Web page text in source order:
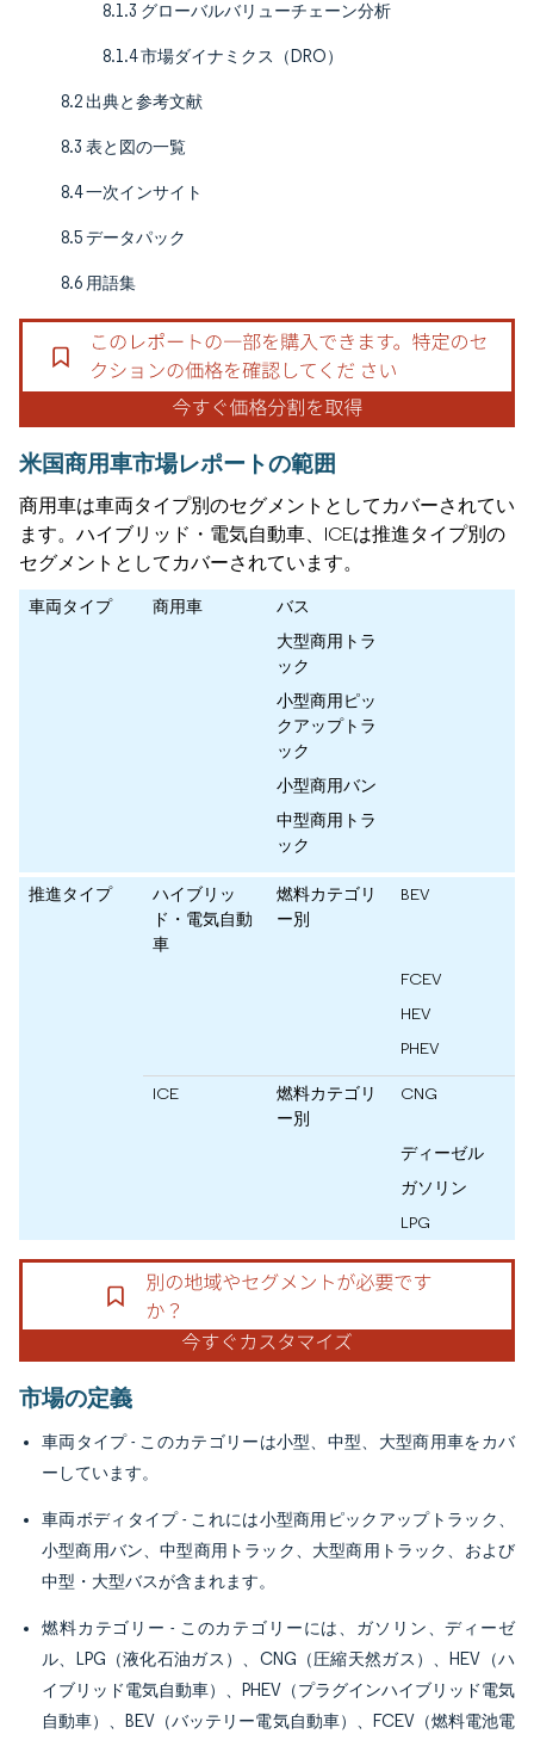
8.1.3 グローバルバリューチェーン分析
8.1.4 市場ダイナミクス（DRO）
8.2 出典と参考文献
8.3 表と図の一覧
8.4 一次インサイト
8.5 データパック
8.6 用語集
米国商用車市場レポートの範囲
商用車は車両タイプ別のセグメントとしてカバーされてい
ます。ハイブリッド・電気自動車、ICEは推進タイプ別の
セグメントとしてカバーされています。
車両タイプ 商用車
バス
大型商用トラ
ック
小型商用ピッ
クアップトラ
ック
小型商用バン
中型商用トラ
ック
推進タイプ
ハイブリッ
ド・電気自動
車
燃料カテゴリ
ー別
BEV
FCEV
HEV
PHEV
ICE
燃料カテゴリ
ー別
CNG
ディーゼル
ガソリン
LPG
市場の定義
車両タイプ- このカテゴリーは小型、中型、大型商用車をカバ
ーしています。
車両ボディタイプ- これには小型商用ピックアップトラック、
小型商用バン、中型商用トラック、大型商用トラック、および
中型・大型バスが含まれます。
燃料カテゴリー - このカテゴリーには、ガソリン、ディーゼ
ル、LPG（液化石油ガス）、CNG（圧縮天然ガス）、HEV（ハ
イブリッド電気自動車）、PHEV（プラグインハイブリッド電気
自動車）、BEV（バッテリー電気自動車）、FCEV（燃料電池電